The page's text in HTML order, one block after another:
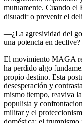
mutuamente. Cuando
disuadir o prevenir el
—¿La agresividad del
una potencia en declive?
El movimiento MAGA
ha perdido algo
propio destino. Esta
desesperación y
mismo tiempo, reaviva
populista y
militar y el
doméstica: el